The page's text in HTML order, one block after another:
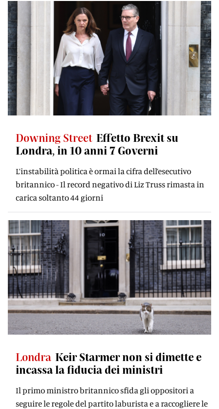
Downing Street Effetto Brexit su
Londra, in 10 anni 7 Governi
L’instabilità politica è ormai la cifra dell’esecutivo
britannico - Il record negativo di Liz Truss rimasta in
carica soltanto 44 giorni
Londra Keir Starmer non si dimette e
incassa la fiducia dei ministri
Il primo ministro britannico sfida gli oppositori a
seguire le regole del partito laburista e a raccogliere le